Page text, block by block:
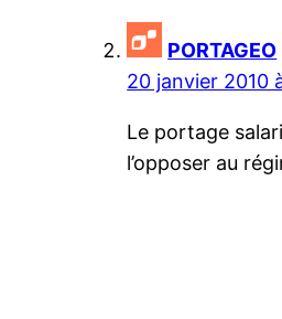
PORTAGEO
20 janvier 2010
Le portage
l’opposer au